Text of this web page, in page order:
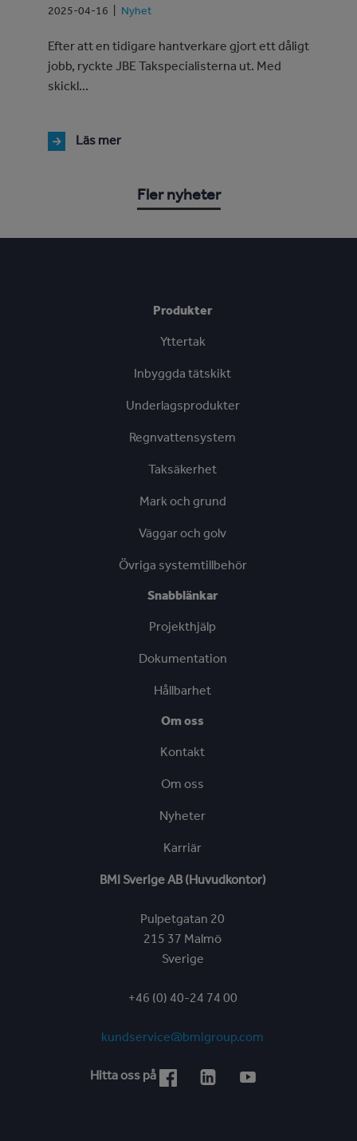
2025-04-16 Nyhet
Efter att en tidigare hantverkare gjort ett dåligt
jobb, ryckte JBE Takspecialisterna ut. Med
skickl...
Läs mer
Fler nyheter
Produkter
Yttertak
Inbyggda tätskikt
Underlagsprodukter
Regnvattensystem
Taksäkerhet
Mark och grund
Väggar och golv
Övriga systemtillbehör
Snabblänkar
Projekthjälp
Dokumentation
Hållbarhet
Om oss
Kontakt
Om oss
Nyheter
Karriär
BMI Sverige AB (Huvudkontor)
Pulpetgatan 20
215 37 Malmö
Sverige
+46 (0) 40-24 74 00
kundservice@bmigroup.com
Hitta oss på